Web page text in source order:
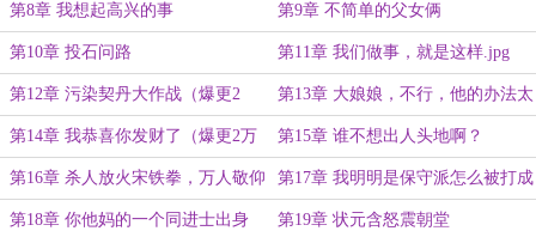
第8章 我想起高兴的事 第9章 不简单的父女俩
第10章 投石问路 第11章 我们做事，就是这样.jpg
第12章 污染契丹大作战（爆更2
万，求个月票）
第13章 大娘娘，不行，他的办法太
保守了
第14章 我恭喜你发财了（爆更2万
求月票）
第15章 谁不想出人头地啊？
第16章 杀人放火宋铁拳，万人敬仰
宋温暖（爆更2万，求月票）
第17章 我明明是保守派怎么被打成
激进派了？
第18章 你他妈的一个同进士出身 第19章 状元含怒震朝堂